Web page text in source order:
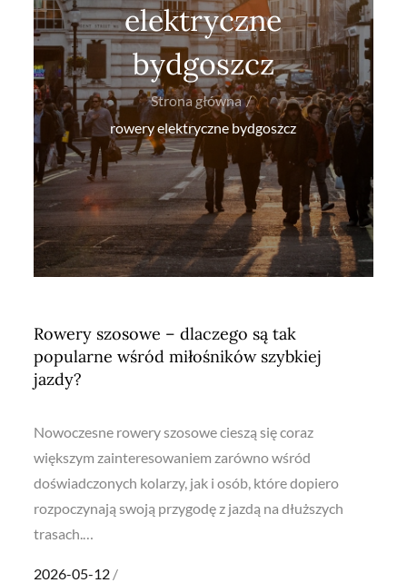
elektryczne
bydgoszcz
Strona główna
rowery elektryczne bydgoszcz
Rowery szosowe – dlaczego są tak
popularne wśród miłośników szybkiej
jazdy?
Nowoczesne rowery szosowe cieszą się coraz
większym zainteresowaniem zarówno wśród
doświadczonych kolarzy, jak i osób, które dopiero
rozpoczynają swoją przygodę z jazdą na dłuższych
trasach.…
Posted
2026-05-12